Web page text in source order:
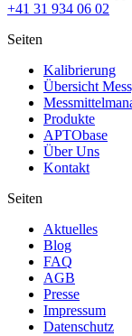
+41 31 934 06 02
Seiten
Kalibrierung
Übersicht
Produkte
APTObase
Über Uns
Kontakt
Seiten
Aktuelles
Blog
FAQ
AGB
Presse
Impressum
Datenschutz